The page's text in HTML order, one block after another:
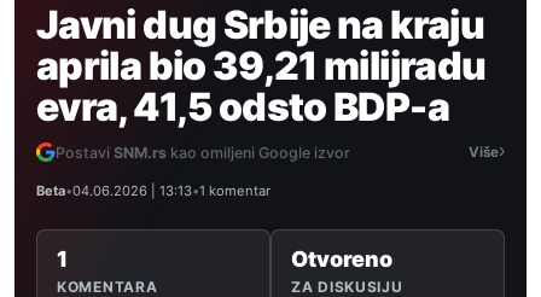
Javni dug Srbije na kraju
aprila bio 39,21 milijradu
evra, 41,5 odsto BDP-a
Postavi SNM.rs kao omiljeni Google izvor Više›
Beta•04.06.2026 | 13:13•1 komentar
1
KOMENTARA
Otvoreno
ZA DISKUSIJU